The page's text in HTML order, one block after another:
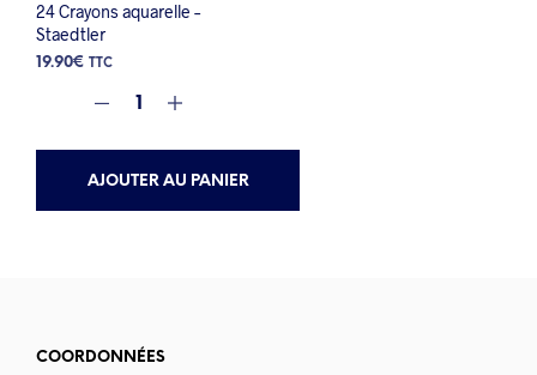
24 Crayons aquarelle –
Staedtler
19.90€ TTC
AJOUTER AU PANIER
COORDONNÉES